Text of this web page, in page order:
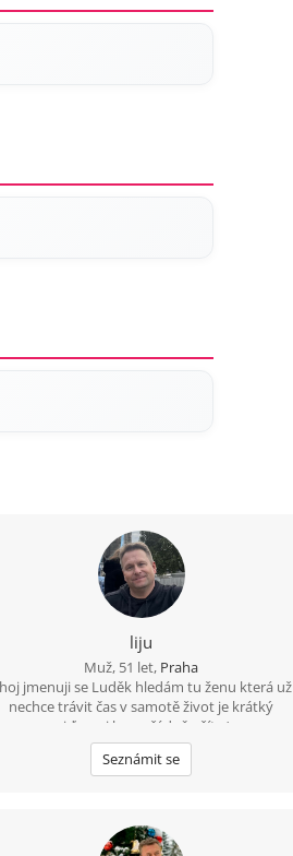
liju
Muž, 51 let, Praha
jmenuji se Luděk hledám tu ženu která už
nechce trávit čas v samotě život je krátký
pojďme si ho pořádně užít :-) .
Seznámit se